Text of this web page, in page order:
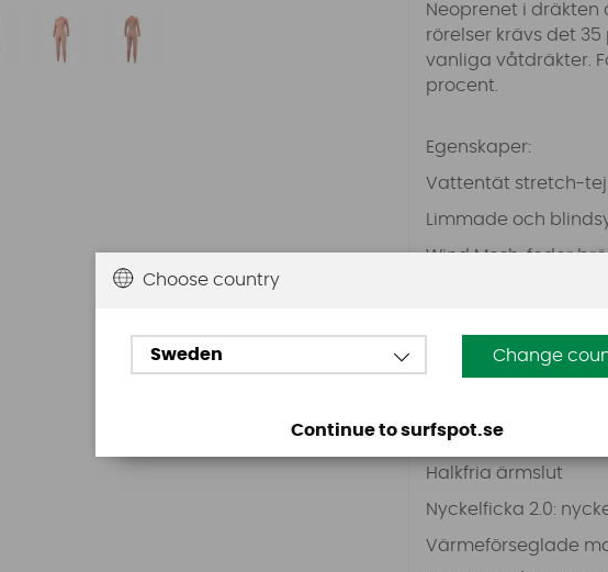
Neoprenet i dräkten
rörelser krävs det
vanliga våtdräkter.
procent.
Egenskaper:
Vattentät stretch-
Limmade och
Wind Mesh: foder
Back knee emboss
Förstärkta knän
Kardborreband för
Halkfria ärmslut
Nyckelficka 2.0:
Värmeförseglade
Choose country
Sweden Change
Continue to surfspot.se